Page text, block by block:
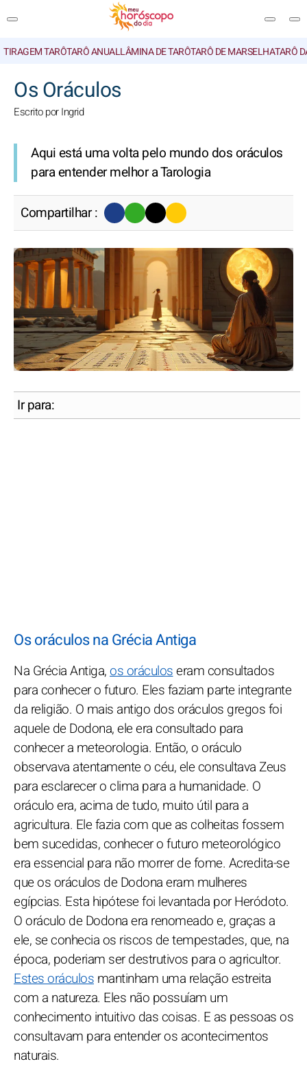
TIRAGEM TARÔTARÔ ANUALLÂMINA DE TARÔTARÔ DE MARSELHATARÔ
Os Oráculos
Escrito por Ingrid
Aqui está uma volta pelo mundo dos oráculos
para entender melhor a Tarologia
Compartilhar :
Ir para:
Os oráculos na Grécia Antiga
Na Grécia Antiga,os oráculoseram consultados
para conhecer o futuro. Eles faziam parte integrante
da religião. O mais antigo dos oráculos gregos foi
aquele de Dodona, ele era consultado para
conhecer a meteorologia. Então, o oráculo
observava atentamente o céu, ele consultava Zeus
para esclarecer o clima para a humanidade. O
oráculo era, acima de tudo, muito útil para a
agricultura. Ele fazia com que as colheitas fossem
bem sucedidas, conhecer o futuro meteorológico
era essencial para não morrer de fome. Acredita-se
que os oráculos de Dodona eram mulheres
egípcias. Esta hipótese foi levantada por Heródoto.
O oráculo de Dodona era renomeado e, graças a
ele, se conhecia os riscos de tempestades, que, na
época, poderiam ser destrutivos para o agricultor.
Estes oráculos mantinham uma relação estreita
com a natureza. Eles não possuíam um
conhecimento intuitivo das coisas. E as pessoas os
consultavam para entender os acontecimentos
naturais.